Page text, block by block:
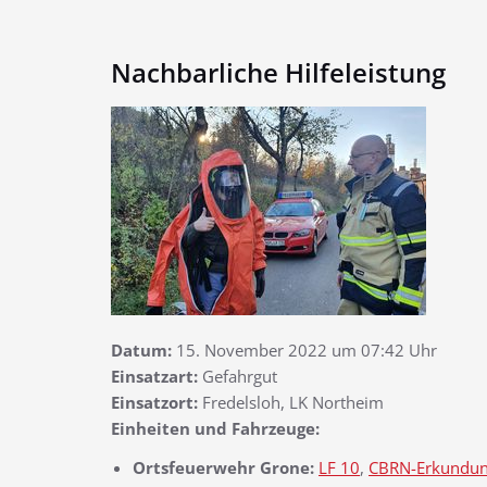
Nachbarliche Hilfeleistung
Datum: 15. November 2022 um 07:42 Uhr
Einsatzart: Gefahrgut
Einsatzort: Fredelsloh, LK Northeim
Einheiten und Fahrzeuge:
Ortsfeuerwehr Grone: LF 10, CBRN-